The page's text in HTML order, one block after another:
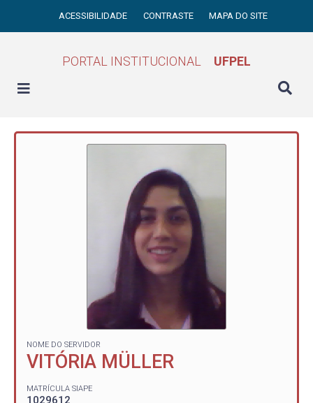
ACESSIBILIDADE CONTRASTE MAPA DO SITE
PORTAL INSTITUCIONAL UFPEL
NOME DO SERVIDOR
VITÓRIA MÜLLER
MATRÍCULA SIAPE
1029612